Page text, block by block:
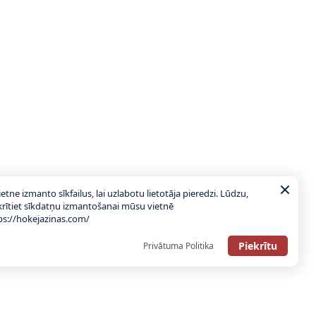
izmanto sīkfailus, lai uzlabotu lietotāja pieredzi. Lūdzu,
sīkdatņu izmantošanai mūsu vietnē
hokejazinas.com/
Privātuma Politika Piekrītu